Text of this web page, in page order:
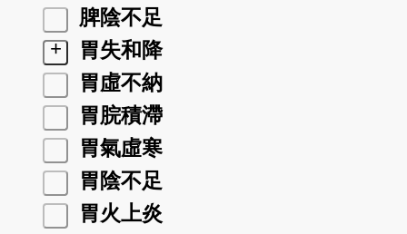
脾陰不足
+
胃失和降
胃虛不納
胃脘積滯
胃氣虛寒
胃陰不足
胃火上炎